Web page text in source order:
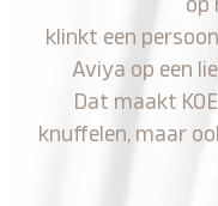
op
klinkt een
Aviya op een
Dat maakt
knuffelen, maar